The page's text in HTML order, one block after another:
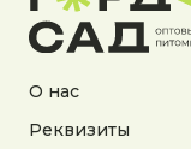
О нас
Реквизиты
Не является публичной
Согласие на получение